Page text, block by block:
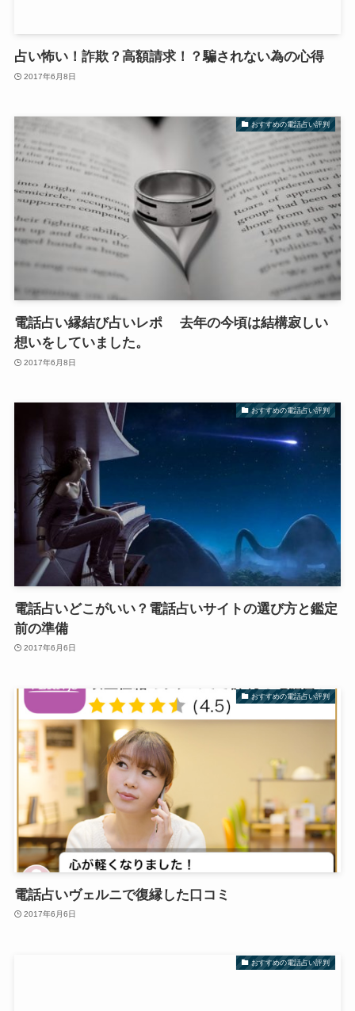
占い怖い！詐欺？高額請求！？騙されない為の心得
2017年6月8日
おすすめの電話占い評判
電話占い縁結び占いレポ 去年の今頃は結構寂しい
想いをしていました。
2017年6月8日
おすすめの電話占い評判
電話占いどこがいい？電話占いサイトの選び方と鑑定
前の準備
2017年6月6日
おすすめの電話占い評判
電話占いヴェルニで復縁した口コミ
2017年6月6日
おすすめの電話占い評判